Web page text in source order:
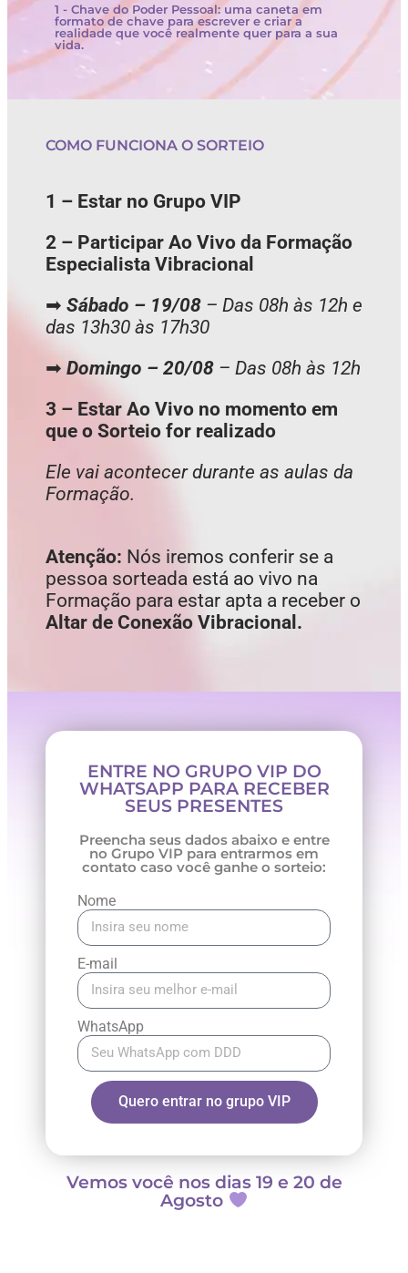
1 - Chave do Poder Pessoal: uma caneta em
formato de chave para escrever e criar a
realidade que você realmente quer para a sua
vida.
COMO FUNCIONA O SORTEIO
1 – Estar no Grupo VIP
2 – Participar Ao Vivo da Formação
Especialista Vibracional
➡ Sábado – 19/08 – Das 08h às 12h e
das 13h30 às 17h30
➡ Domingo – 20/08 – Das 08h às 12h
3 – Estar Ao Vivo no momento em
que o Sorteio for realizado
Ele vai acontecer durante as aulas da
Formação.
Atenção: Nós iremos conferir se a
pessoa sorteada está ao vivo na
Formação para estar apta a receber o
Altar de Conexão Vibracional.
ENTRE NO GRUPO VIP DO
WHATSAPP PARA RECEBER
SEUS PRESENTES
Preencha seus dados abaixo e entre
no Grupo VIP para entrarmos em
contato caso você ganhe o sorteio:
Nome
E-mail
WhatsApp
Quero entrar no grupo VIP
Vemos você nos dias 19 e 20 de
Agosto